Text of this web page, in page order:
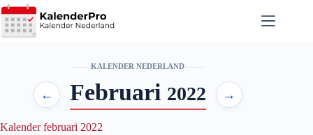
Ga
naar
de
KALENDER NEDERLAND
← Februari 2022 →
Kalender februari 2022